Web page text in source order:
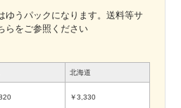
ゆうパックになります。送料等サ
らをご参照ください
北海道
￥3,330